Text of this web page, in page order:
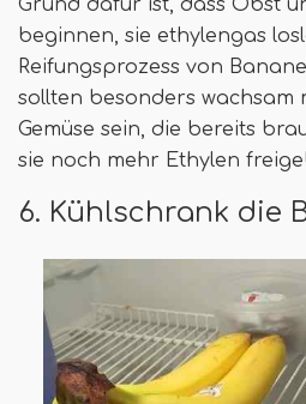
Grund dafür ist, dass Obst
beginnen, sie ethylengas
Reifungsprozess von
sollten besonders wachsam
Gemüse sein, die bereits
sie noch mehr Ethylen
6. Kühlschrank die